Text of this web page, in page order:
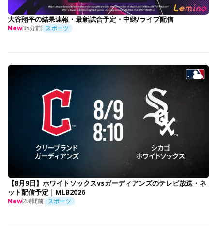
大谷翔平の結果速報・最新試合予定・中継/ライブ配信
New35分前 スポーツ
【8月9日】ホワイトソックスvsガーディアンズのテレビ放送・ネ
ット配信予定｜MLB2026
New2時間前 スポーツ